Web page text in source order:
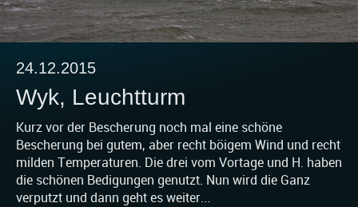
24.12.2015
Wyk, Leuchtturm
Kurz vor der Bescherung noch mal eine schöne
Bescherung bei gutem, aber recht böigem Wind und recht
milden Temperaturen. Die drei vom Vortage und H. haben
die schönen Bedigungen genutzt. Nun wird die Ganz
verputzt und dann geht es weiter...